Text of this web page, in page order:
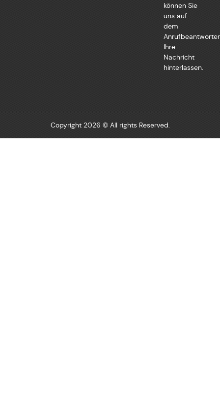
können Sie
uns auf
dem
Anrufbeantworter
Ihre
Nachricht
hinterlassen.
Copyright 2026 © All rights Reserved.